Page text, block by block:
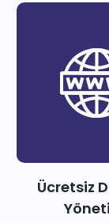
Ücretsiz